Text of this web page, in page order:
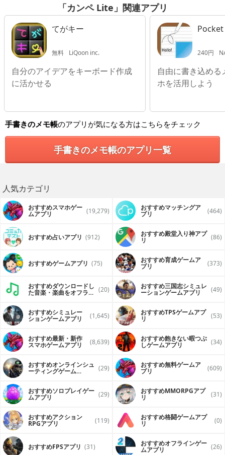
「カンペ Lite」関連アプリ
てがキー
無料 LiQoon inc.
自分のアイデアをキーボード作成
に活かせる
240円
自由に書き込め
ホを活用しよう
手書きのメモ帳のアプリが気になる方はこちらをチェック
手書きのメモ帳のアプリ一覧
人気カテゴリ
おすすめスマホゲー
ムアプリ (19,279) おすすめマッチングア
プリ (464)
おすすめ占いアプリ (912) おすすめ殿堂入り神アプ
リ (86)
おすすめゲームアプリ (75) おすすめ育成ゲームア
プリ (373)
おすすめダウンロードし
た音楽・楽曲をオフライ (20) おすすめ三国志シミュレ
ーションゲームアプリ (49)
おすすめシミュレー
ションゲームアプリ (1,645) おすすめTPSゲームアプ
リ (53)
おすすめ最新・新作
スマホゲームアプリ (8,639) おすすめ飽きない暇つぶ
しゲームアプリ (34)
おすすめオンラインシュ
ーティングゲーム (29) おすすめ無料ゲームア
プリ (609)
おすすめソロプレイゲー
ムアプリ (29) おすすめ MMORPGアプ
リ (31)
おすすめアクション
RPGアプリ (119) おすすめ格闘ゲームアプ
リ (0)
おすすめFPSアプリ (31) おすすめオフラインゲー
ムアプリ (26)